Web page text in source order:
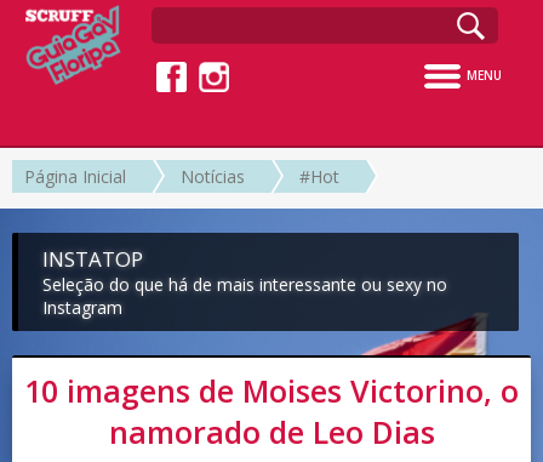
MENU
Página Inicial Notícias #Hot
INSTATOP
Seleção do que há de mais interessante ou sexy no
Instagram
10 imagens de Moises Victorino, o
namorado de Leo Dias